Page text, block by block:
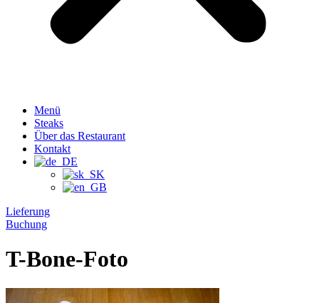
Menü
Steaks
Über das Restaurant
Kontakt
Lieferung
Buchung
T-Bone-Foto